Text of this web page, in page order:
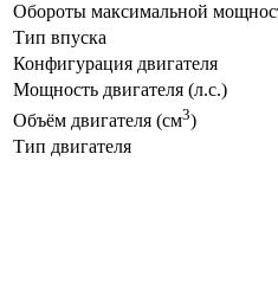
Обороты максимальной
Тип впуска
Конфигурация двигателя
Мощность двигателя (л.с.)
Объём двигателя (см3)
Тип двигателя